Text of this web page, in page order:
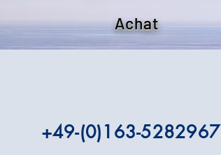
Achat
+49-(0)163-5282967